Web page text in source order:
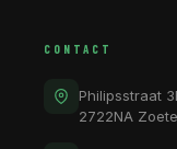
CONTACT
Philipsstraat
2722NA